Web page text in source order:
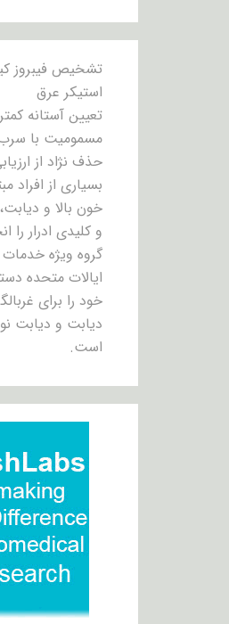
تشخیص فیبروز
استیکر عرق
تعیین آستانه
مسمومیت با
حذف نژاد از
بسیاری از افراد
خون بالا و
و کلیدی ادرار را
گروه ویژه خدمات
ایالات متحده
خود را برای
است.